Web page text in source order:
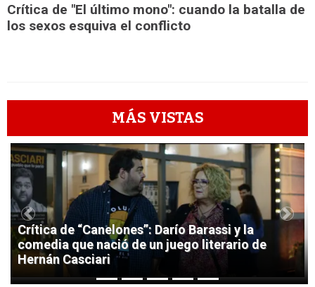
Crítica de "El último mono": cuando la batalla de
los sexos esquiva el conflicto
MÁS VISTAS
1
Crítica de “Canelones”: Darío Barassi y la
comedia que nació de un juego literario de
Hernán Casciari
Previous Next